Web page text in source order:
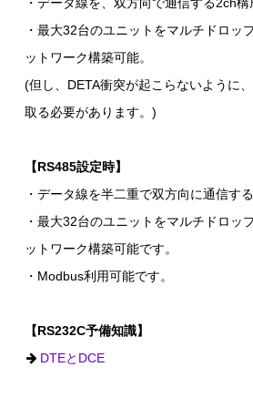
・データ線を、双方向で通信する2ch構
・最大32台のユニットをマルチドロッ
ットワーク構築可能。
(但し、DETA衝突が起こらないように
取る必要があります。)
【RS485設定時】
・データ線を半二重で双方向に通信す
・最大32台のユニットをマルチドロッ
ットワーク構築可能です。
・Modbus利用可能です。
【RS232C予備知識】
DTEとDCE